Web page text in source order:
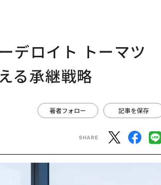
デロイト トーマツ
る承継戦略
著者フォロー 記事を保存